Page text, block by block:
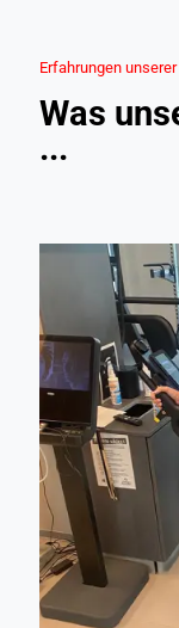
Erfahrungen
Was
...